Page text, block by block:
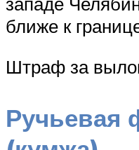
ближе к
Штраф за
Ручьевая